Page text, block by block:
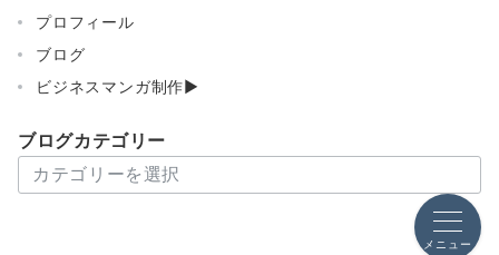
プロフィール
ブログ
ビジネスマンガ制作▶
ブログカテゴリー
ロ
メニュー